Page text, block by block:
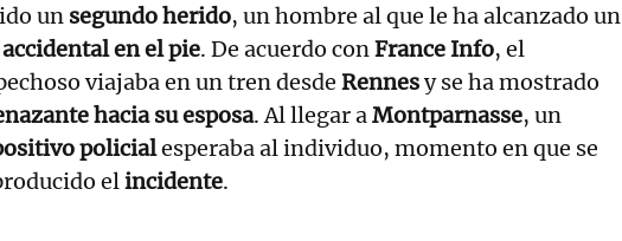
un segundo herido, un hombre al que le ha alcanzado un
en el pie. De acuerdo conFrance Info, el
viajaba en un tren desde Rennesy se ha mostrado
hacia su esposa. Al llegar aMontparnasse, un
policialesperaba al individuo, momento en que se
elincidente.